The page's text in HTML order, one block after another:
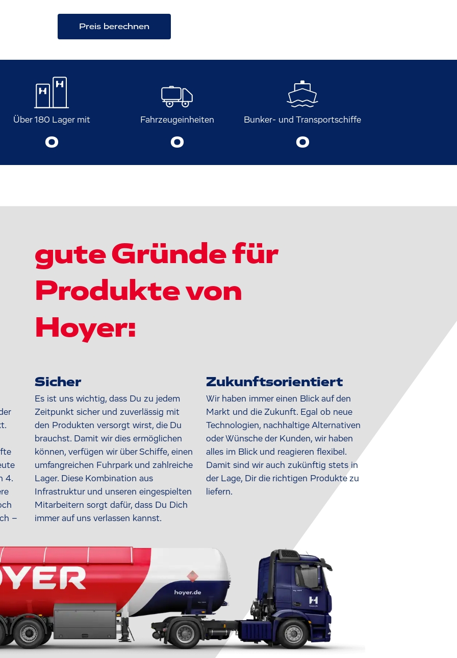
Preis berechnen
Über 180 Lager mit
0
Fahrzeugeinheiten
0
Bunker- und Transportschiffe
0
gute Gründe für
Produkte von
Hoyer:
4.
–
Sicher
Es ist uns wichtig, dass Du zu jedem
Zeitpunkt sicher und zuverlässig mit
den Produkten versorgt wirst, die Du
brauchst. Damit wir dies ermöglichen
können, verfügen wir über Schiffe, einen
umfangreichen Fuhrpark und zahlreiche
Lager. Diese Kombination aus
Infrastruktur und unseren eingespielten
Mitarbeitern sorgt dafür, dass Du Dich
immer auf uns verlassen kannst.
Zukunftsorientiert
Wir haben immer einen Blick auf den
Markt und die Zukunft. Egal ob neue
Technologien, nachhaltige Alternativen
oder Wünsche der Kunden, wir haben
alles im Blick und reagieren flexibel.
Damit sind wir auch zukünftig stets in
der Lage, Dir die richtigen Produkte zu
liefern.